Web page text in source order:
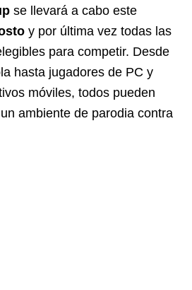
se llevará a cabo este
y por última vez todas las
para competir. Desde
hasta jugadores de PC y
móviles, todos pueden
ambiente de parodia contra